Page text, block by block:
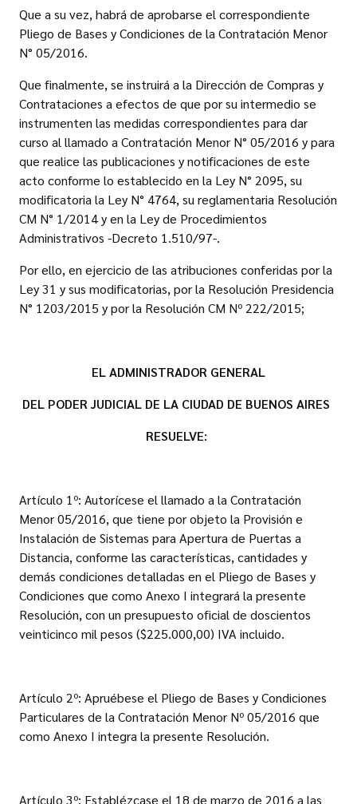
Que a su vez, habrá de aprobarse el correspondiente
Pliego de Bases y Condiciones de la Contratación Menor
N° 05/2016.
Que finalmente, se instruirá a la Dirección de Compras y
Contrataciones a efectos de que por su intermedio se
instrumenten las medidas correspondientes para dar
curso al llamado a Contratación Menor N° 05/2016 y para
que realice las publicaciones y notificaciones de este
acto conforme lo establecido en la Ley N° 2095, su
modificatoria la Ley N° 4764, su reglamentaria Resolución
CM N° 1/2014 y en la Ley de Procedimientos
Administrativos -Decreto 1.510/97-.
Por ello, en ejercicio de las atribuciones conferidas por la
Ley 31 y sus modificatorias, por la Resolución Presidencia
N° 1203/2015 y por la Resolución CM Nº 222/2015;
EL ADMINISTRADOR GENERAL
DEL PODER JUDICIAL DE LA CIUDAD DE BUENOS AIRES
RESUELVE:
Artículo 1º: Autorícese el llamado a la Contratación
Menor 05/2016, que tiene por objeto la Provisión e
Instalación de Sistemas para Apertura de Puertas a
Distancia, conforme las características, cantidades y
demás condiciones detalladas en el Pliego de Bases y
Condiciones que como Anexo I integrará la presente
Resolución, con un presupuesto oficial de doscientos
veinticinco mil pesos ($225.000,00) IVA incluido.
Artículo 2º: Apruébese el Pliego de Bases y Condiciones
Particulares de la Contratación Menor Nº 05/2016 que
como Anexo I integra la presente Resolución.
Artículo 3º: Establézcase el 18 de marzo de 2016 a las